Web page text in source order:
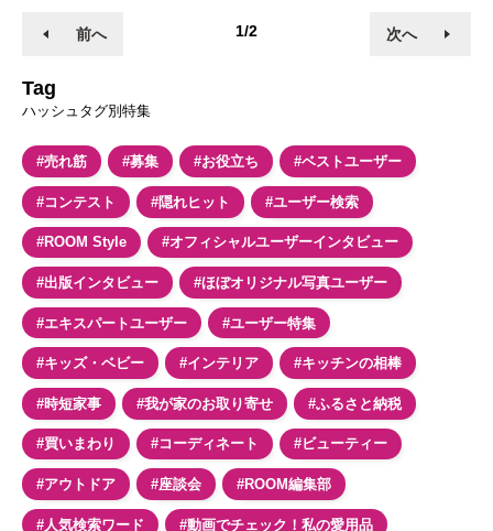
前へ 1/2 次へ
Tag
ハッシュタグ別特集
#売れ筋 #募集 #お役立ち #ベストユーザー
#コンテスト #隠れヒット #ユーザー検索
#ROOM Style #オフィシャルユーザーインタビュー
#出版インタビュー #ほぼオリジナル写真ユーザー
#エキスパートユーザー #ユーザー特集
#キッズ・ベビー #インテリア #キッチンの相棒
#時短家事 #我が家のお取り寄せ #ふるさと納税
#買いまわり #コーディネート #ビューティー
#アウトドア #座談会 #ROOM編集部
#人気検索ワード #動画でチェック！私の愛用品